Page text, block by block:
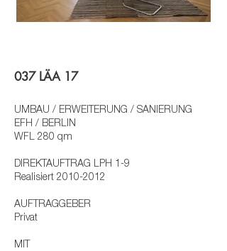
037 LÄA 17
UMBAU / ERWEITERUNG / SANIERUNG
EFH / BERLIN
WFL 280 qm
DIREKTAUFTRAG LPH 1-9
Realisiert 2010-2012
AUFTRAGGEBER
Privat
MIT